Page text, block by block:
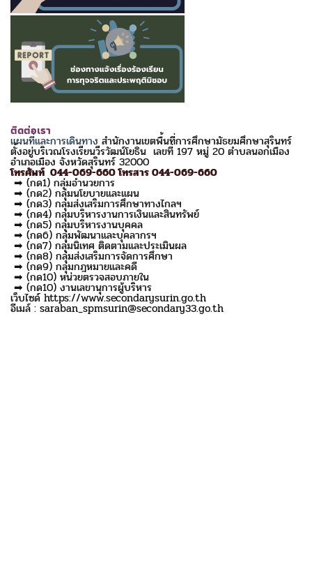
ติดต่อเรา
แผนที่และการเดินทาง สำนักงานเขตพื้นที่การศึกษามัธยมศึกษาสุรินทร์
ตั้งอยู่บริเวณโรงเรียนวีรวัฒน์โยธิน เลขที่ 197 หมู่ 20 ตำบลนอกเมือง
อำเภอเมือง จังหวัดสุรินทร์ 32000
โทรศัพท์ 044-069-660 โทรสาร 044-069-660
➡ (กด1) กลุ่มอำนวยการ
➡ (กด2) กลุ่มนโยบายและแผน
➡ (กด3) กลุ่มส่งเสริมการศึกษาทางไกลฯ
➡ (กด4) กลุ่มบริหารงานการเงินและสินทรัพย์
➡ (กด5) กลุ่มบริหารงานบุคคล
➡ (กด6) กลุ่มพัฒนาและบุคลากรฯ
➡ (กด7) กลุ่มนิเทศ ติดตามและประเมินผล
➡ (กด8) กลุ่มส่งเสริมการจัดการศึกษา
➡ (กด9) กลุ่มกฎหมายและคดี
➡ (กด10) หน่วยตรวจสอบภายใน
➡ (กด10) งานเลขานุการผู้บริหาร
เว็บไซด์ https://www.secondarysurin.go.th
อีเมล์ : saraban_spmsurin@secondary33.go.th